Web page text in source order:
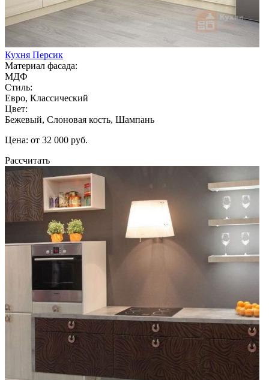
Кухня Персик
Материал фасада:
МДФ
Стиль:
Евро, Классический
Цвет:
Бежевый, Слоновая кость, Шампань
Цена: от 32 000 руб.
Рассчитать